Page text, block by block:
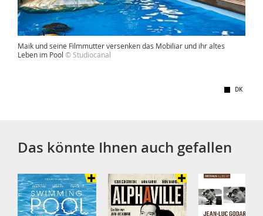
Maik und seine Filmmutter versenken das Mobiliar und ihr altes
Leben im Pool © Studiocanal
DK
Das könnte Ihnen auch gefallen